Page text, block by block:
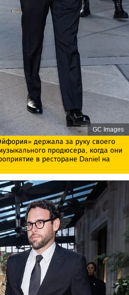
GC Images
держала за руку своего
продюсера, когда они
в ресторане Daniel на